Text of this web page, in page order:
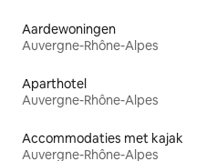
Aardewoningen
Auvergne-Rhône-Alpes
Aparthotel
Auvergne-Rhône-Alpes
Accommodaties met kajak
Auvergne-Rhône-Alpes